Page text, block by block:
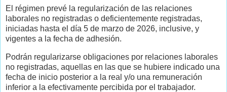
El régimen prevé la regularización de las relaciones
laborales no registradas o deficientemente registradas,
iniciadas hasta el día 5 de marzo de 2026, inclusive, y
vigentes a la fecha de adhesión.
Podrán regularizarse obligaciones por relaciones laborales
no registradas, aquellas en las que se hubiere indicado una
fecha de inicio posterior a la real y/o una remuneración
inferior a la efectivamente percibida por el trabajador.